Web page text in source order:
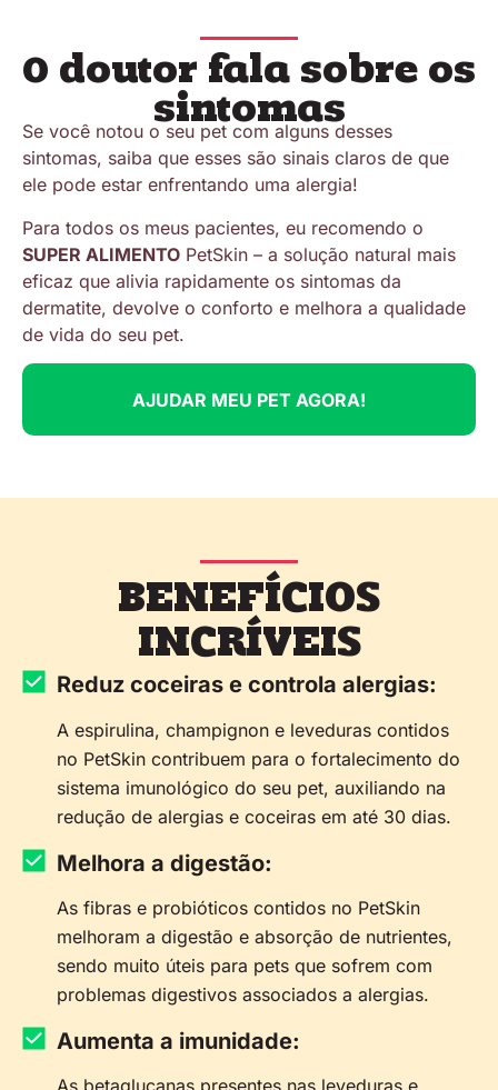
O doutor fala sobre os
sintomas
Se você notou o seu pet com alguns desses
sintomas, saiba que esses são sinais claros de que
ele pode estar enfrentando uma alergia!
Para todos os meus pacientes, eu recomendo o
SUPER ALIMENTO PetSkin – a solução natural mais
eficaz que alivia rapidamente os sintomas da
dermatite, devolve o conforto e melhora a qualidade
de vida do seu pet.
AJUDAR MEU PET AGORA!
BENEFÍCIOS
INCRÍVEIS
Reduz coceiras e controla alergias:
A espirulina, champignon e leveduras contidos
no PetSkin contribuem para o fortalecimento do
sistema imunológico do seu pet, auxiliando na
redução de alergias e coceiras em até 30 dias.
Melhora a digestão:
As fibras e probióticos contidos no PetSkin
melhoram a digestão e absorção de nutrientes,
sendo muito úteis para pets que sofrem com
problemas digestivos associados a alergias.
Aumenta a imunidade: